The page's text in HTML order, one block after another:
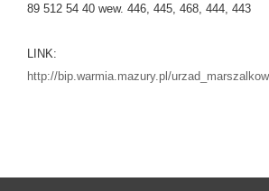
89 512 54 40 wew. 446, 445, 468, 444, 443
LINK:
http://bip.warmia.mazury.pl/